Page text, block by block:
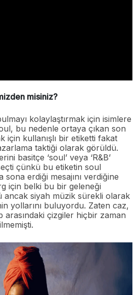
misiniz?
kolaylaştırmak için isimlere
bu nedenle ortaya çıkan son
için kullanışlı bir etiketti fakat
taktiği olarak görüldü.
basitçe ‘soul’ veya ‘R&B’
çünkü bu etiketin soul
erdiği mesajını verdiğine
için belki bu bir geleneği
ancak siyah müzik sürekli olarak
yollarını buluyordu. Zaten caz,
arasındaki çizgiler hiçbir zaman